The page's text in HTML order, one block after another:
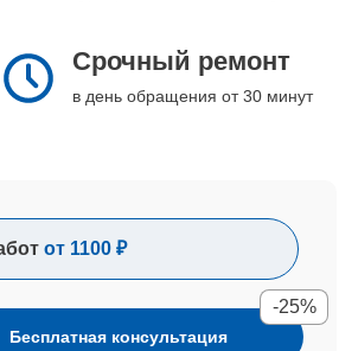
Срочный ремонт
в день обращения от 30 минут
от 1100 ₽
Бесплатная консультация
-25%